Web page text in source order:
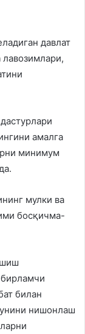
давлат
лавозимлари,
амалга
минимум
мулки ва
босқичма-
билан
нишонлаш